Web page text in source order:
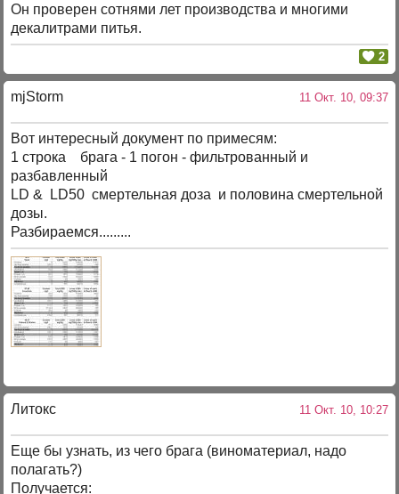
Он проверен сотнями лет производства и многими
декалитрами питья.
2
mjStоrm 11 Окт. 10, 09:37
Вот интересный документ по примесям:
1 строка брага - 1 погон - фильтрованный и
разбавленный
LD & LD50 смертельная доза и половина смертельной
дозы.
Разбираемся.........
Литокс 11 Окт. 10, 10:27
Еще бы узнать, из чего брага (виноматериал, надо
полагать?)
Получается: